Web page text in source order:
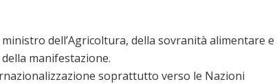
dell’Agricoltura, della sovranità alimentare e
manifestazione.
soprattutto verso le Nazioni